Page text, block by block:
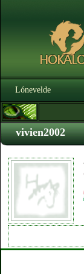
Lónevelde
vivien2002